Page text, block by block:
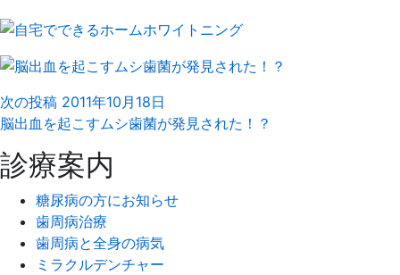
次の投稿 2011年10月18日
脳出血を起こすムシ歯菌が発見された！？
診療案内
糖尿病の方にお知らせ
歯周病治療
歯周病と全身の病気
ミラクルデンチャー